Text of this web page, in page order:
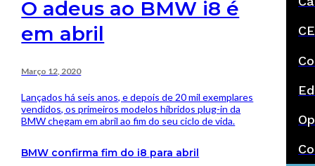
O adeus ao BMW i8 é
em abril
Março 12, 2020
Lançados há seis anos, e depois de 20 mil exemplares
vendidos, os primeiros modelos híbridos plug-in da
BMW chegam em abril ao fim do seu ciclo de vida.
BMW confirma fim do i8 para abril